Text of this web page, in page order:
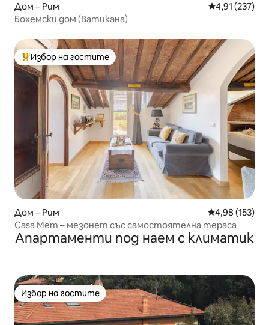
Дом – Рим Средна
4,91 (237)
Бохемски дом (Ватикана)
Най-популярен избор на гостите
Избор на гостите
Дом – Рим Средна
4,98 (153)
Casa Mem – мезонет със самостоятелна тераса
Апартаменти под наем с климатик
Избор на гостите
Избор на гостите